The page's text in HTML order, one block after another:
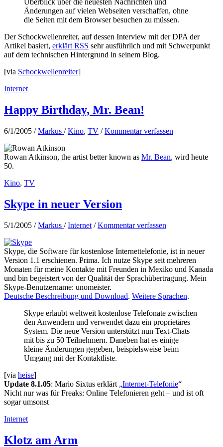
Überblick über die neuesten Nachrichten und
Änderungen auf vielen Webseiten verschaffen, ohne
die Seiten mit dem Browser besuchen zu müssen.
Der Schockwellenreiter, auf dessen Interview mit der DPA der
Artikel basiert, erklärt RSS sehr ausführlich und mit Schwerpunkt
auf dem technischen Hintergrund in seinem Blog.
[via Schockwellenreiter]
Internet
Happy Birthday, Mr. Bean!
6/1/2005 /Markus /Kino, TV /Kommentar verfassen
Rowan Atkinson, the artist better known as Mr. Bean, wird heute
50.
Kino, TV
Skype in neuer Version
5/1/2005 /Markus /Internet /Kommentar verfassen
Skype, die Software für kostenlose Internettelefonie, ist in neuer
Version 1.1 erschienen. Prima. Ich nutze Skype seit mehreren
Monaten für meine Kontakte mit Freunden in Mexiko und Kanada
und bin begeistert von der Qualität der Sprachübertragung. Mein
Skype-Benutzername: unomeister.
Deutsche Beschreibung und Download. Weitere Sprachen.
Skype erlaubt weltweit kostenlose Telefonate zwischen
den Anwendern und verwendet dazu ein proprietäres
System. Die neue Version unterstützt nun Text-Chats
mit bis zu 50 Teilnehmern. Daneben hat es einige
kleine Änderungen gegeben, beispielsweise beim
Umgang mit der Kontaktliste.
[via heise]
Update 8.1.05: Mario Sixtus erklärt „Internet-Telefonie“
Nicht nur was für Freaks: Online Telefonieren geht – und ist oft
sogar umsonst
Internet
Klotz am Arm